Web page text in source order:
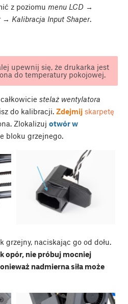
z poziomu menu LCD →
Kalibracja Input Shaper.
upewnij się, że drukarka jest
do temperatury pokojowej.
stelaż wentylatora
do kalibracji. Zdejmij skarpetę
Zlokalizuj otwór w
bloku grzejnego.
grzejny, naciskając go od dołu.
opór, nie próbuj mocniej
nadmierna siła może